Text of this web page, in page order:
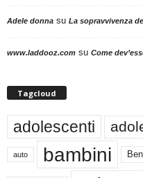
Adele donna su La sopravvivenza
www.laddooz.com su Come
Tagcloud
adolescenti
auto bambini